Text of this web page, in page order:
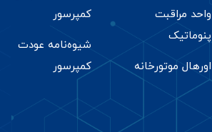
واحد مراقبت
پنوماتیک
اورهال موتورخانه
کمپرسور
شیوه‌نامه عودت
کمپرسور